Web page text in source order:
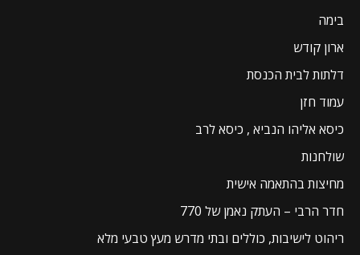
בימה
ארון קודש
דלתות לבית הכנסת
עמוד חזן
כיסא אליהו הנביא , כיסא לרב
שולחנות
מחיצות בהתאמה אישית
חדר הרבי – העתק נאמן של 770
ריהוט לישיבות, כוללים ובתי מדרש מעץ טבעי מלא